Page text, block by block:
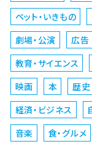
ペット・いきもの
劇場・公演
広告
教育・サイエンス
映画
本 歴史
経済・ビジネス
音楽
食・グルメ